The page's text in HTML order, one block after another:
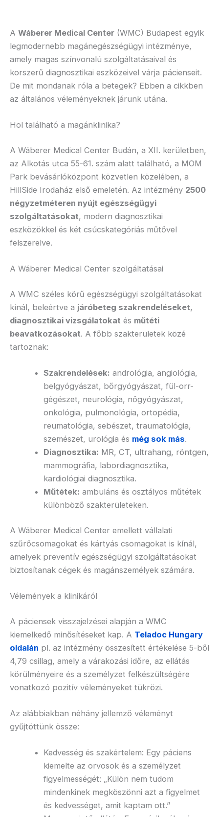
A Wáberer Medical Center (WMC) Budapest egyik
legmodernebb magánegészségügyi intézménye,
amely magas színvonalú szolgáltatásaival és
korszerű diagnosztikai eszközeivel várja pácienseit.
De mit mondanak róla a betegek? Ebben a cikkben
az általános véleményeknek járunk utána.
Hol található a magánklinika?
A Wáberer Medical Center Budán, a XII. kerületben,
az Alkotás utca 55-61. szám alatt található, a MOM
Park bevásárlóközpont közvetlen közelében, a
HillSide Irodaház első emeletén. Az intézmény 2500
négyzetméteren nyújt egészségügyi
szolgáltatásokat, modern diagnosztikai
eszközökkel és két csúcskategóriás műtővel
felszerelve.
A Wáberer Medical Center szolgáltatásai
A WMC széles körű egészségügyi szolgáltatásokat
kínál, beleértve a járóbeteg szakrendeléseket,
diagnosztikai vizsgálatokat és műtéti
beavatkozásokat. A főbb szakterületek közé
tartoznak:
Szakrendelések: andrológia, angiológia,
belgyógyászat, bőrgyógyászat, fül-orr-
gégészet, neurológia, nőgyógyászat,
onkológia, pulmonológia, ortopédia,
reumatológia, sebészet, traumatológia,
szemészet, urológia és még sok más.
Diagnosztika: MR, CT, ultrahang, röntgen,
mammográfia, labordiagnosztika,
kardiológiai diagnosztika.
Műtétek: ambuláns és osztályos műtétek
különböző szakterületeken.
A Wáberer Medical Center emellett vállalati
szűrőcsomagokat és kártyás csomagokat is kínál,
amelyek preventív egészségügyi szolgáltatásokat
biztosítanak cégek és magánszemélyek számára.
Vélemények a klinikáról
A páciensek visszajelzései alapján a WMC
kiemelkedő minősítéseket kap. A Teladoc Hungary
oldalán pl. az intézmény összesített értékelése 5-ből
4,79 csillag, amely a várakozási időre, az ellátás
körülményeire és a személyzet felkészültségére
vonatkozó pozitív véleményeket tükrözi.
Az alábbiakban néhány jellemző véleményt
gyűjtöttünk össze:
Kedvesség és szakértelem: Egy páciens
kiemelte az orvosok és a személyzet
figyelmességét: „Külön nem tudom
mindenkinek megköszönni azt a figyelmet
és kedvességet, amit kaptam ott.”